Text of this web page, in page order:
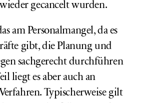
gecancelt wurden.
am Personalmangel, da es
gibt, die Planung und
sachgerecht durchführen
liegt es aber auch an
Typischerweise gilt